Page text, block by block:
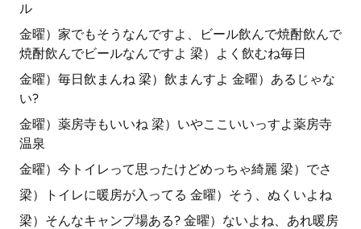
ル
金曜）家でもそうなんですよ、ビール飲んで焼酎飲んで
焼酎飲んでビールなんですよ 梁）よく飲むね毎日
金曜）毎日飲まんね 梁）飲まんすよ 金曜）あるじゃな
い?
金曜）薬房寺もいいね 梁）いやここいいっすよ薬房寺
温泉
金曜）今トイレって思ったけどめっちゃ綺麗 梁）でさ
梁）トイレに暖房が入ってる 金曜）そう、ぬくいよね
梁）そんなキャンプ場ある? 金曜）ないよね、あれ暖房